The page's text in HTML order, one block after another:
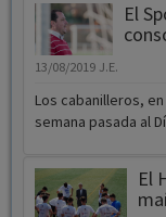
El
13/08/2019 J.E.
Los cabanilleros,
semana pasada al
El